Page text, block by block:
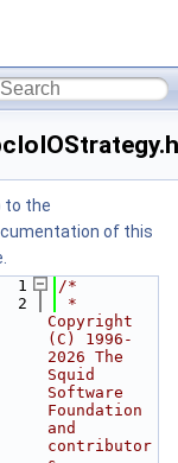
to the
of this
1
/*
2
*
Copyright
(C) 1996-
2026 The
Squid
Software
Foundation
and
contributor